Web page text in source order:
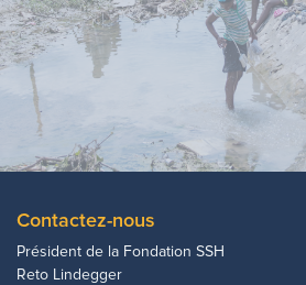
Contactez-nous
Président de la Fondation SSH
Reto Lindegger